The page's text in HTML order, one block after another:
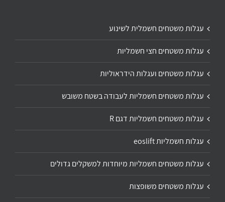
עגלות משטחים חשמלית לשינוע
עגלות משטחים חצי חשמליות
עגלות משטחים ועגלות הידראוליות
עגלות משטחים חשמליות לעבודה בשטח משובש
עגלות משטחים חשמליות דגם R
עגלות חשמליות eoslift
עגלות משטחים חשמליות מיוחדות למשקלים גדולים
עגלות משטחים משופצות